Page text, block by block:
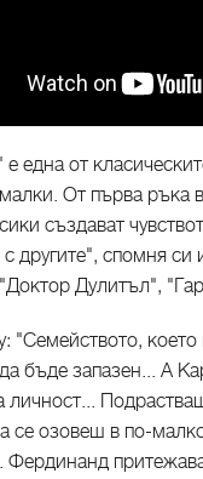
една от
От първа ръка
създават
другите", спомня
Дулитъл",
"Семейството,
бъде запазен... А
личност...
се озовеш в по-
Фердинанд